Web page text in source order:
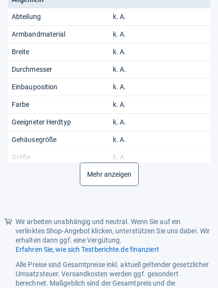
Abteilung k. A.
Armbandmaterial k. A.
Breite k. A.
Durchmesser k. A.
Einbauposition k. A.
Farbe k. A.
Geeigneter Herdtyp k. A.
Gehäusegröße k. A.
Größe k. A.
k. A.
Konnektivität k. A.
Länge k. A.
Markenkompatibilität k. A.
Material k. A.
Mehr anzeigen
Wir arbeiten unabhängig und neutral. Wenn Sie auf ein
verlinktes Shop-Angebot klicken, unterstützen Sie uns dabei. Wir
erhalten dann ggf. eine Vergütung.
Erfahren Sie, wie sich Testberichte.de finanziert
Alle Preise sind Gesamtpreise inkl. aktuell geltender gesetzlicher
Umsatzsteuer. Versandkosten werden ggf. gesondert
berechnet. Maßgeblich sind der Gesamtpreis und die